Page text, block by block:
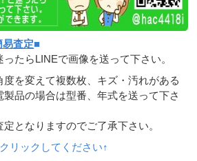
易査定■
たらLINEで画像を送って下さい。
を変えて複数枚、キズ・汚れがある
品の場合は型番、年式を送って下さ
となりますのでご了承下さい。
リックしてください↑